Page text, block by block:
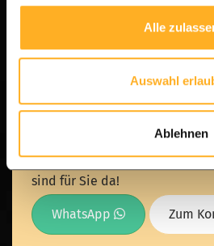
Alle
Auswahl
Ablehnen
Ihnen sofort mit allen Tipps
Projekt zum Erfolg zu führen.
einfach Ihren Besuch oder
über WhatsApp.
[Senden Sie eine Nachricht an
sind für Sie da!
WhatsApp Zum